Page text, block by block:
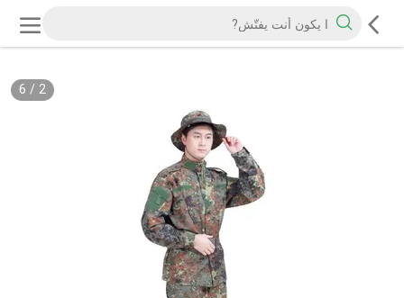
2
/
6